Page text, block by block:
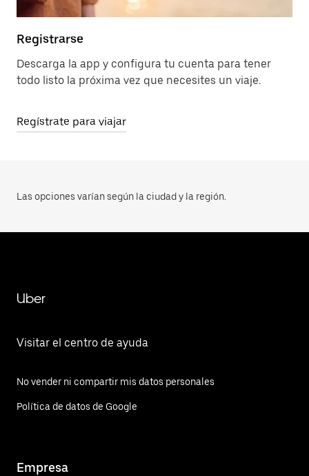
Registrarse
Descarga la app y configura tu cuenta para tener
todo listo la próxima vez que necesites un viaje.
Regístrate para viajar
Las opciones varían según la ciudad y la región.
Uber
Visitar el centro de ayuda
No vender ni compartir mis datos personales
Política de datos de Google
Empresa